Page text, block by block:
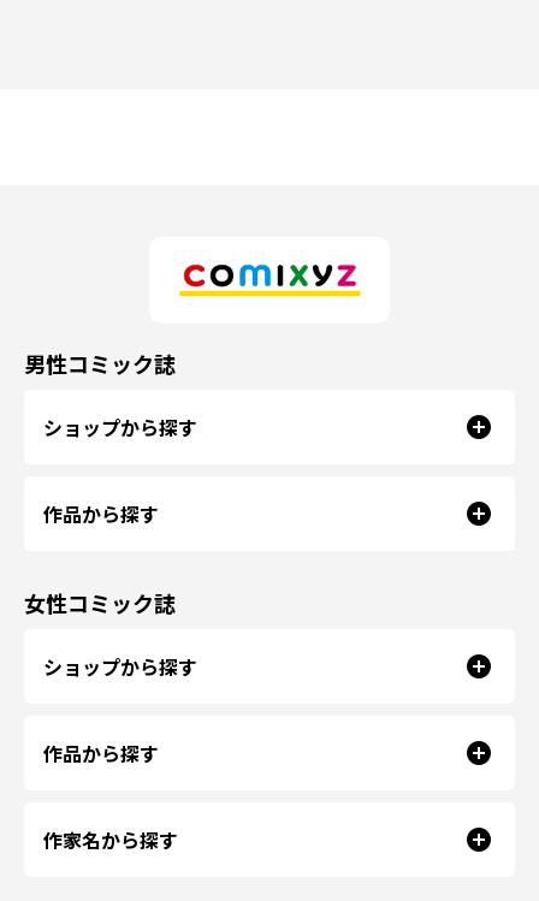
男性コミック誌
ショップから探す
作品から探す
女性コミック誌
ショップから探す
作品から探す
作家名から探す